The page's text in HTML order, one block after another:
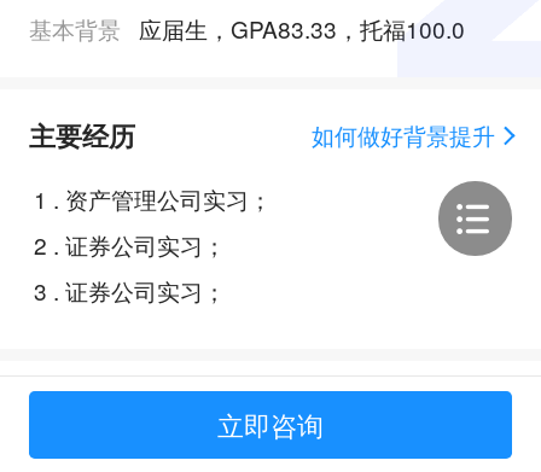
基本背景
应届生，GPA83.33，托福100.0
主要经历
如何做好背景提升
1 . 资产管理公司实习；
2 . 证券公司实习；
3 . 证券公司实习；
Offer展示 立即咨询